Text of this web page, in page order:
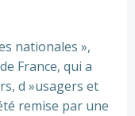
nationales »,
France, qui a
d »usagers et
remise par une